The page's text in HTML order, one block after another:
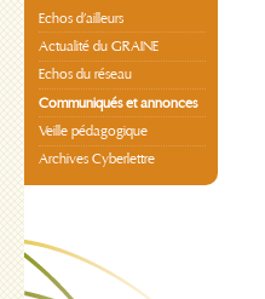
Echos d’ailleurs
Actualité du GRAINE
Echos du réseau
Communiqués et annonces
Veille pédagogique
Archives Cyberlettre